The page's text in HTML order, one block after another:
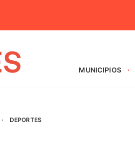
MUNICIPIOS
· DEPORTES